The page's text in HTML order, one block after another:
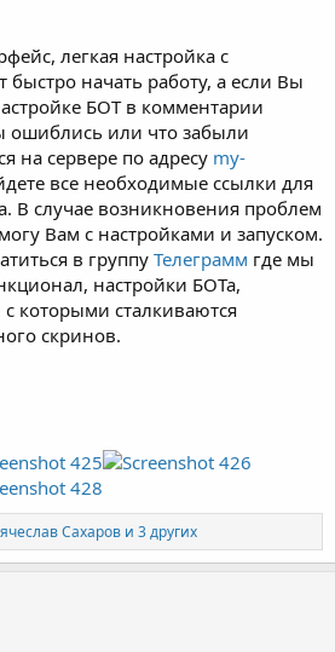
легкая настройка с
быстро начать работу, а если Вы
БОТ в комментарии
ошиблись или что забыли
на сервере по адресу my-
все необходимые ссылки для
В случае возникновения проблем
Вам с настройками и запуском.
в группу Телеграмм где мы
настройки БОТа,
которыми сталкиваются
скринов.
Сахаров и 3 других